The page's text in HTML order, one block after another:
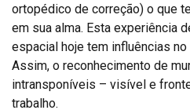
ortopédico de correção) o que
em sua alma. Esta experiência
espacial hoje tem influências
Assim, o reconhecimento de
intransponíveis – visível e
trabalho.